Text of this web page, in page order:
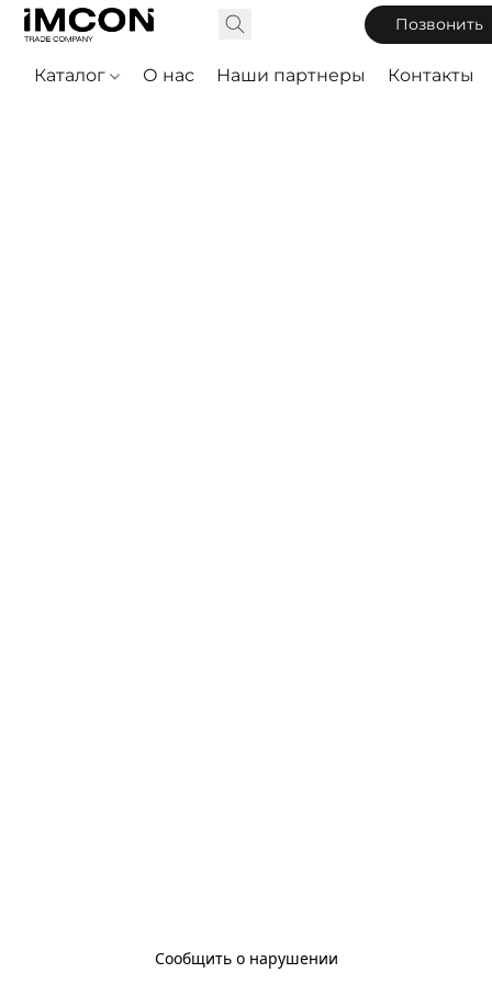
Позвонить
Каталог О нас Наши партнеры Контакты
Сообщить о нарушении